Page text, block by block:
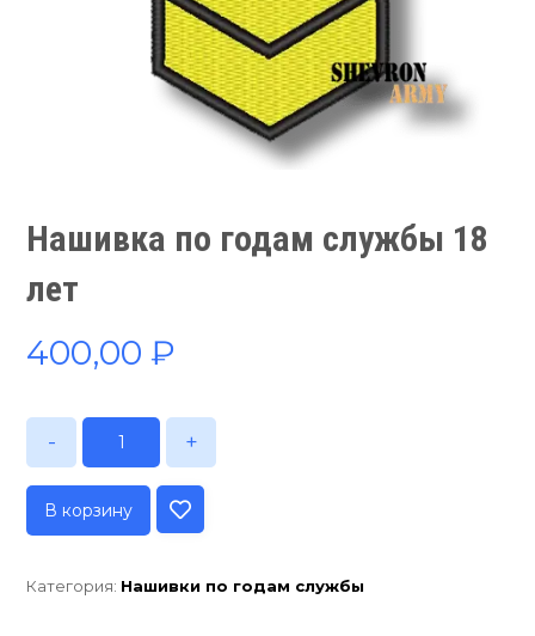
Нашивка по годам службы 18
лет
400,00₽
- +
В корзину
Категория: Нашивки по годам службы